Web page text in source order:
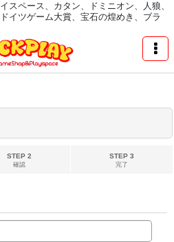
スペース、カタン、ドミニオン、人狼、
イツゲーム大賞、宝石の煌めき、ブラ
STEP 2
確認
STEP 3
完了